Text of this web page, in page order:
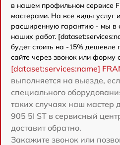
в нашем профильном сервисе
мастерами. На все виды услуг
расширенную гарантию - мы в
наших работ.
будет стоить на -15%
сайте через звонок или форму
[dataset:services:name]
выполняется на выезде,
специального
таких случаях наш мастер
905 5I ST в сервисный
доставит обратно.
Закажите звонок или